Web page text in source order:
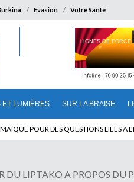
Evasion Votre Santé
ET LUMIÈRES SUR LA BRAISE
LIGNES DE FORCE
POUR DES QUESTIONS LIEES A
LIPTAKO A PROPOS DU